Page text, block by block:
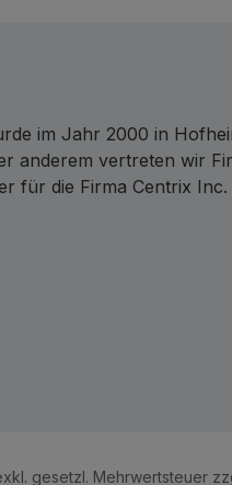
im Jahr 2000 in
anderem vertreten wir
für die Firma Centrix
gesetzl. Mehrwertsteuer